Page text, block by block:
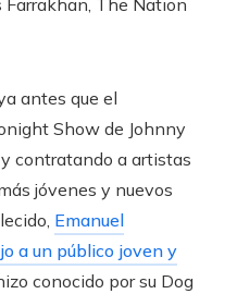
The Nation
antes que el
Show de Johnny
contratando a artistas
jóvenes y nuevos
Emanuel
a un público joven y
conocido por su Dog